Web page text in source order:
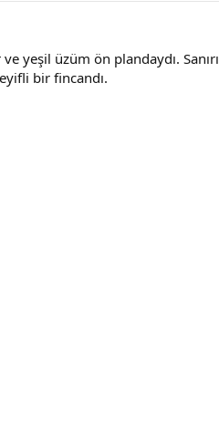
yeşil üzüm ön plandaydı.
bir fincandı.